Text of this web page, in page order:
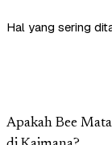
Hal yang sering
Apakah Bee